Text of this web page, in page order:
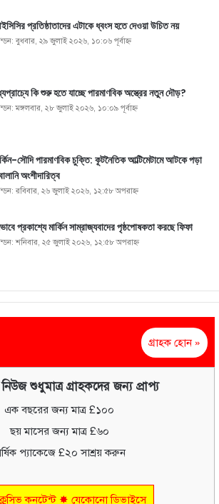
প্রতিষ্ঠাতাদের এটাকে ধ্বংস হতে দেওয়া উচিত নয়
বুধবার, ২৯ জুলাই ২০২৬, ১০:০৬ পূর্বাহ্ণ
কি শুরু হতে যাচ্ছে পারমাণবিক অস্ত্রের নতুন দৌড়?
মঙ্গলবার, ২৮ জুলাই ২০২৬, ১০:০৯ পূর্বাহ্ণ
সৌদি পারমাণবিক চুক্তি: কূটনৈতিক আল্টিমেটামে আটকে পড়া
অংশীদারিত্ব
রবিবার, ২৬ জুলাই ২০২৬, ১২:৫৮ অপরাহ্ণ
প্রকাশ্যে মার্কিন সাম্রাজ্যবাদের পৃষ্ঠপোষকতা করছে ফিফা
শনিবার, ২৫ জুলাই ২০২৬, ১২:৫৮ অপরাহ্ণ
গ্রাহক হোন »
নিউজ শুধুমাত্র গ্রাহকদের জন্য প্রাপ্য
এক বছরের জন্য মাত্র £১০০
ছয় মাসের জন্য মাত্র £৬০
প্যাকেজে £২০ সাশ্রয় করুন
কনটেন্ট ✸ যেকোনো ডিভাইসে